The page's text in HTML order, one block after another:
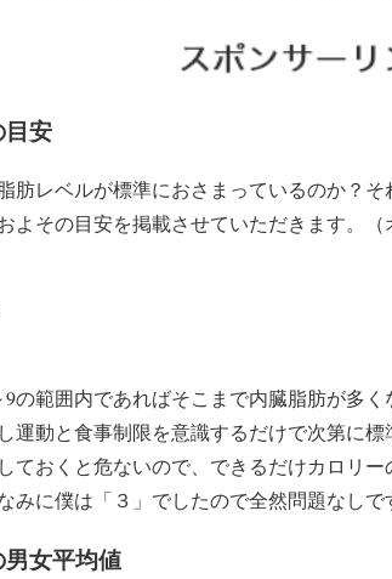
安
肪レベルが標準におさまっているのか？
よその目安を掲載させていただきます。（
の範囲内であればそこまで内臓脂肪が多
運動と食事制限を意識するだけで次第に
ておくと危ないので、できるだけカロリ
みに僕は「３」でしたので全然問題なしで
女平均値